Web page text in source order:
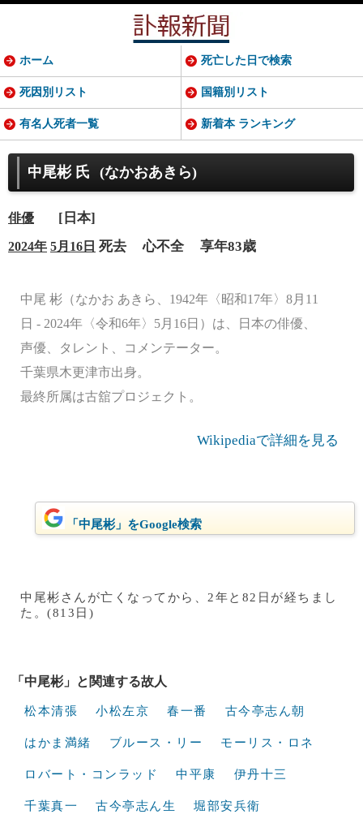
中尾彬 氏 (なかおあきら)
俳優 [日本]
2024年 5月16日 死去 心不全 享年83歳
中尾 彬（なかお あきら、1942年〈昭和17年〉8月11
日 - 2024年〈令和6年〉5月16日）は、日本の俳優、
声優、タレント、コメンテーター。
千葉県木更津市出身。
最終所属は古舘プロジェクト。
Wikipediaで詳細を見る
「中尾彬」をGoogle検索
中尾彬さんが亡くなってから、2年と82日が経ちまし
た。(813日)
「中尾彬」と関連する故人
松本清張 小松左京 春一番 古今亭志ん朝
はかま満緒 ブルース・リー モーリス・ロネ
ロバート・コンラッド 中平康 伊丹十三
千葉真一 古今亭志ん生 堀部安兵衛
ホーム 死亡した日で検索
死因別リスト 国籍別リスト
有名人死者一覧 新着本 ランキング